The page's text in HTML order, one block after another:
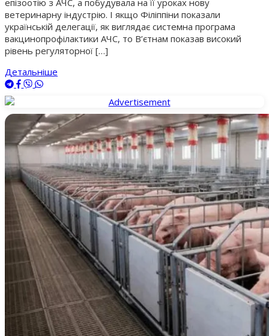
ветеринарну індустрію. І якщо Філіппіни показали
українській делегації, як виглядає системна програма
вакцинопрофілактики АЧС, то В’єтнам показав високий
рівень регуляторної […]
Детальніше